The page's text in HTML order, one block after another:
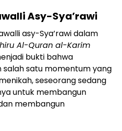
Asy-Sya’rawi
asy-Sya’rawi dalam
Al-Quran al-Karim
bukti bahwa
satu momentum yang
seseorang sedang
untuk membangun
membangun